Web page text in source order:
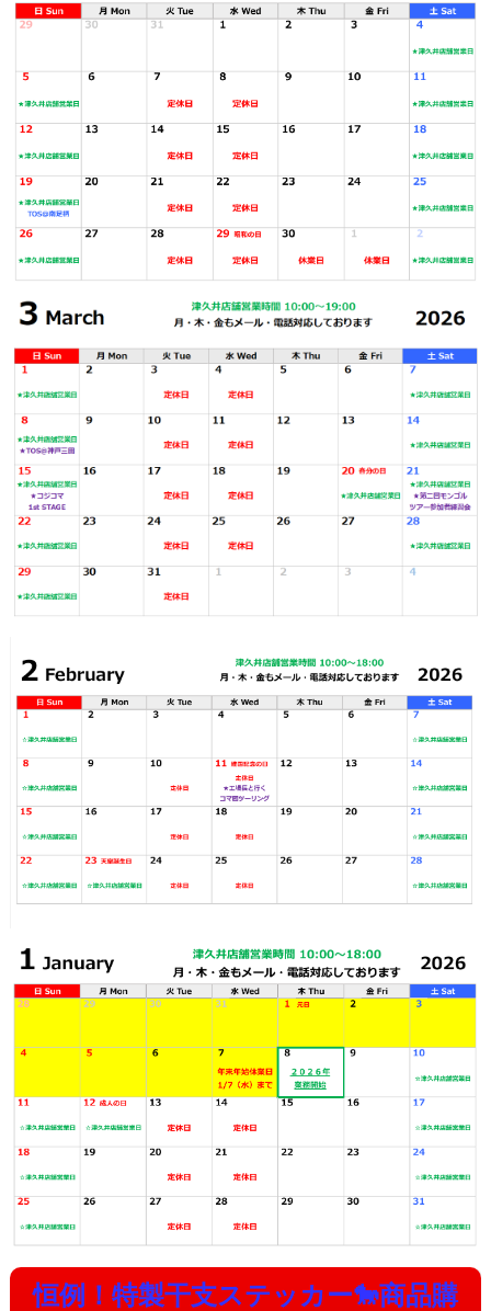
恒例！特製干支ステッカー🐎商品購